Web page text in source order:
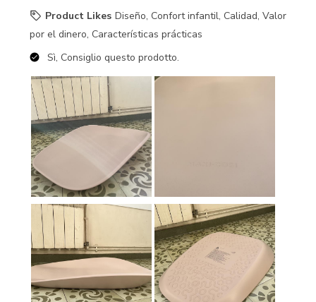
Product Likes Diseño, Confort infantil, Calidad, Valor
por el dinero, Características prácticas
Sì, Consiglio questo prodotto.